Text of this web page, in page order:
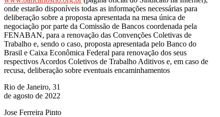
onde estarão disponíveis todas as informações necessárias para
deliberação sobre a proposta apresentada na mesa única de
negociação por parte da Comissão de Bancos coordenada pela
FENABAN, para a renovação das Convenções Coletivas de
Trabalho e, sendo o caso, proposta apresentada pelo Banco do
Brasil e Caixa Econômica Federal para renovação dos seus
respectivos Acordos Coletivos de Trabalho Aditivos e, em caso de
recusa, deliberação sobre eventuais encaminhamentos
Rio de Janeiro, 31
de agosto de 2022
Jose Ferreira Pinto